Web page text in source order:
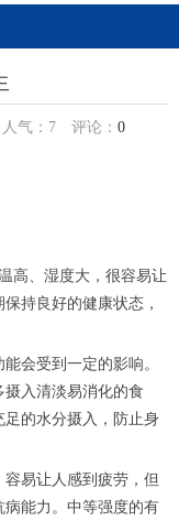
气： 7评论： 0
高、湿度大，很容易让
持良好的健康状态，
会受到一定的影响。
入清淡易消化的食
的水分摄入，防止身
易让人感到疲劳，但
能力。中等强度的有